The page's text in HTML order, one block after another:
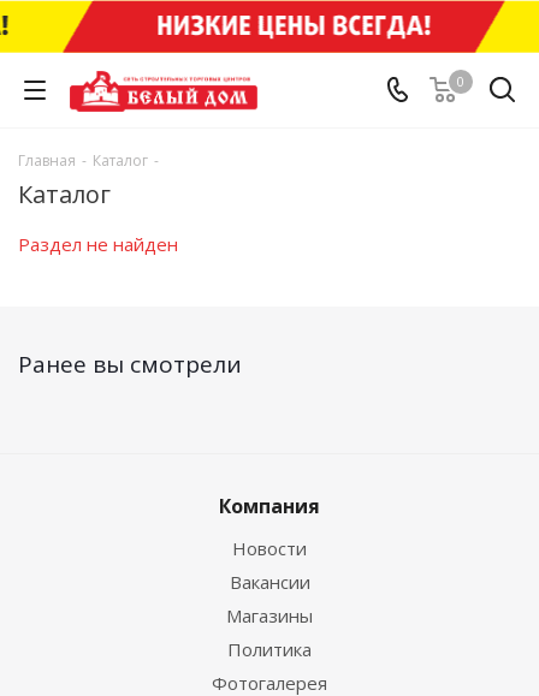
0
Главная - Каталог -
Каталог
Раздел не найден
Ранее вы смотрели
Компания
Новости
Вакансии
Магазины
Политика
Фотогалерея